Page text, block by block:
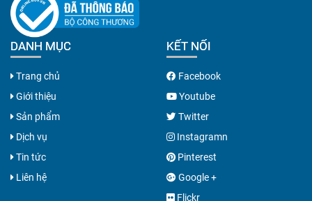
DANH MỤC
Trang chủ
Giới thiệu
Sản phẩm
Dịch vụ
Tin tức
Liên hệ
KẾT NỐI
Facebook
Youtube
Twitter
Instagramn
Pinterest
Google +
Flickr